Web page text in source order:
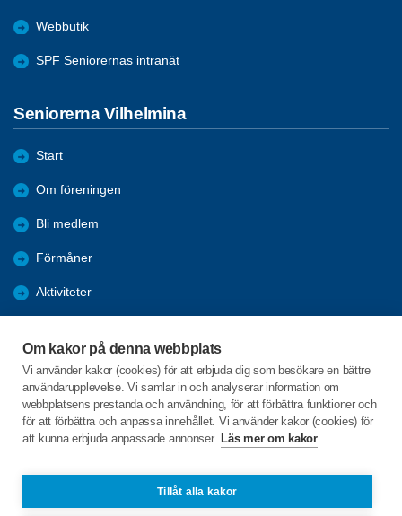
Om kakor på denna webbplats
Vi använder kakor (cookies) för att erbjuda dig som besökare en bättre
användarupplevelse. Vi samlar in och analyserar information om
webbplatsens prestanda och användning, för att förbättra funktioner och
för att förbättra och anpassa innehållet. Vi använder kakor (cookies) för
att kunna erbjuda anpassade annonser. Läs mer om kakor
Tillåt alla kakor
Webbutik
SPF Seniorernas intranät
Seniorerna Vilhelmina
Start
Om föreningen
Bli medlem
Förmåner
Aktiviteter
Månadsmöten
Stadgar för SPF
C/o:Lars Ekbäck